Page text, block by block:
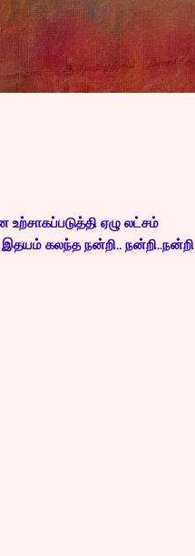
content
ஏழு லட்சம்
கலந்த நன்றி.. நன்றி..நன்றி